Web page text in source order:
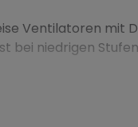
Ventilatoren mit
bei niedrigen